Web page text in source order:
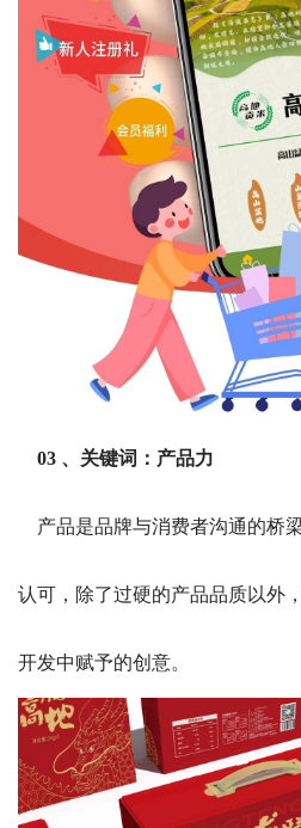
03 、关键词：产品力
产品是品牌与消费者沟通的桥
认可，除了过硬的产品品质以外
开发中赋予的创意。